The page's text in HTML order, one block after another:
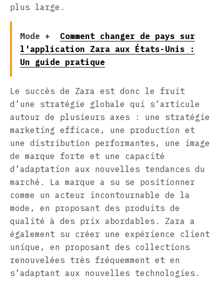
plus large.
Mode +
Comment changer de pays sur
l'application Zara aux États-Unis :
Un guide pratique
Le succès de Zara est donc le fruit
d’une stratégie globale qui s’articule
autour de plusieurs axes : une stratégie
marketing efficace, une production et
une distribution performantes, une image
de marque forte et une capacité
d’adaptation aux nouvelles tendances du
marché. La marque a su se positionner
comme un acteur incontournable de la
mode, en proposant des produits de
qualité à des prix abordables. Zara a
également su créer une expérience client
unique, en proposant des collections
renouvelées très fréquemment et en
s’adaptant aux nouvelles technologies.